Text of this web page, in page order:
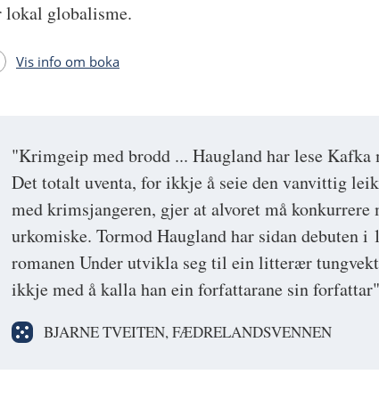
"Krimgeip med brodd ... Haugland har lese Kafka
Det totalt uventa, for ikkje å seie den vanvittig
med krimsjangeren, gjer at alvoret må konkurrere
urkomiske. Tormod Haugland har sidan debuten i
romanen Under utvikla seg til ein litterær
ikkje med å kalla han ein forfattarane sin forfattar"
BJARNE TVEITEN, FÆDRELANDSVENNEN
lokal globalisme.
Vis info om boka